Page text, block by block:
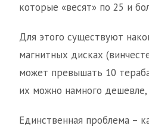
которые «весят» по 25 и
Для этого существуют
магнитных дисках
может превышать 10
их можно намного
Единственная проблема –